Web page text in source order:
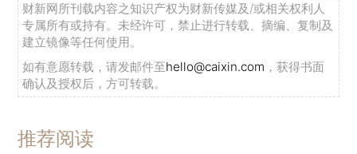
财新网所刊载内容之知识产权为财新传媒及/或相关权利人
专属所有或持有。未经许可，禁止进行转载、摘编、复制及
建立镜像等任何使用。
如有意愿转载，请发邮件至hello@caixin.com ，获得书面
确认及授权后，方可转载。
推荐阅读